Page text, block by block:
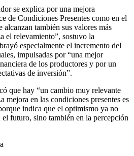
se explica por una mejora
de Condiciones Presentes como en el
alcanzan también sus valores más
el relevamiento”, sostuvo la
especialmente el incremento del
impulsadas por “una mejor
de los productores y por un
de inversión”.
que hay “un cambio muy relevante
mejora en las condiciones presentes es
indica que el optimismo ya no
el futuro, sino también en la percepción